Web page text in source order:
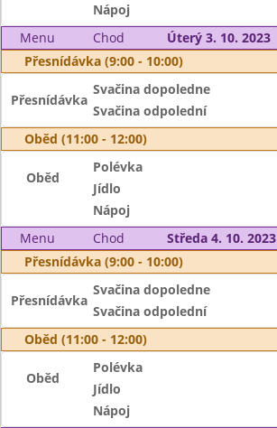
Nápoj
Menu
Chod
Úterý 3. 10. 2023
Přesnídávka (9:00 - 10:00)
Přesnídávka
Svačina dopoledne
Svačina odpolední
Oběd (11:00 - 12:00)
Oběd
Polévka
Jídlo
Nápoj
Menu
Chod
Středa 4. 10. 2023
Přesnídávka (9:00 - 10:00)
Přesnídávka
Svačina dopoledne
Svačina odpolední
Oběd (11:00 - 12:00)
Oběd
Polévka
Jídlo
Nápoj